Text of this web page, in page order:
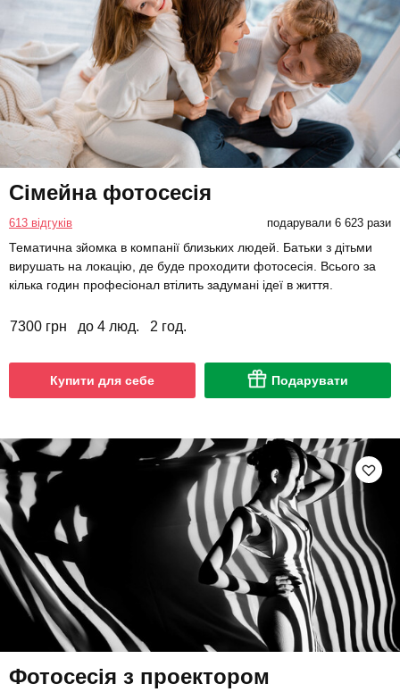
Сімейна фотосесія
613 відгуків подарували 6 623 рази
Тематична зйомка в компанії близьких людей. Батьки з дітьми
вирушать на локацію, де буде проходити фотосесія. Всього за
кілька годин професіонал втілить задумані ідеї в життя.
7300 грн до 4 люд. 2 год.
Купити для себе Подарувати
Фотосесія з проектором